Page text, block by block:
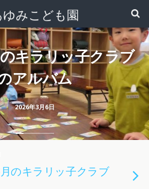
みこども園
2026年3月6日
キラリッ子クラブ
アルバム
月のキラリッ子クラブ